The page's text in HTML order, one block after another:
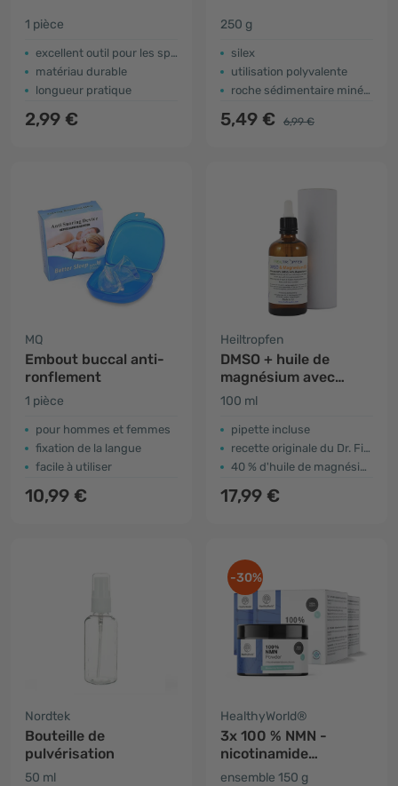
1 pièce
excellent outil pour les sportifs
matériau durable
longueur pratique
2,99 €
250 g
silex
utilisation polyvalente
roche sédimentaire minérale
5,49 € 6,99 €
MQ
Embout buccal anti-
ronflement
1 pièce
pour hommes et femmes
fixation de la langue
facile à utiliser
10,99 €
Heiltropfen
DMSO + huile de
magnésium avec
pipette
100 ml
pipette incluse
recette originale du Dr. Fischer
40 % d'huile de magnésium
17,99 €
Nordtek
Bouteille de
pulvérisation
50 ml
-30%
HealthyWorld®
3x 100 % NMN -
nicotinamide
mononucleotide
ensemble 150 g